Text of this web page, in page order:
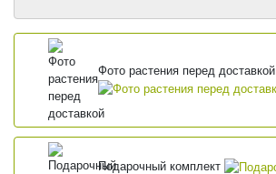
Фото растения перед доставкой
Подарочный комплект